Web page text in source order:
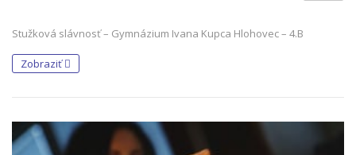
Stužková slávnosť – Gymnázium Ivana Kupca Hlohovec – 4.B
Zobraziť